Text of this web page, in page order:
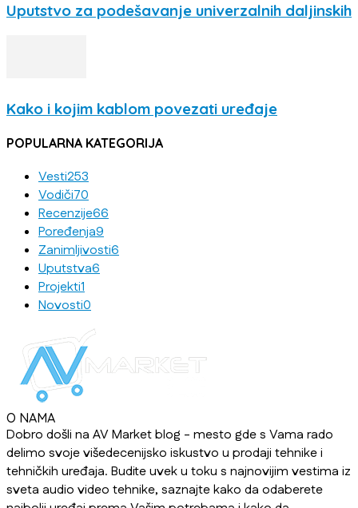
Uputstvo za podešavanje univerzalnih daljinskih
Kako i kojim kablom povezati uređaje
POPULARNA KATEGORIJA
Vesti253
Vodiči70
Recenzije66
Poređenja9
Zanimljivosti6
Uputstva6
Projekti1
Novosti0
O NAMA
Dobro došli na AV Market blog - mesto gde s Vama rado
delimo svoje višedecenijsko iskustvo u prodaji tehnike i
tehničkih uređaja. Budite uvek u toku s najnovijim vestima iz
sveta audio video tehnike, saznajte kako da odaberete